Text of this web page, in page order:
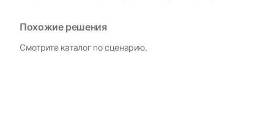
Похожие решения
Смотрите каталог по сценарию.